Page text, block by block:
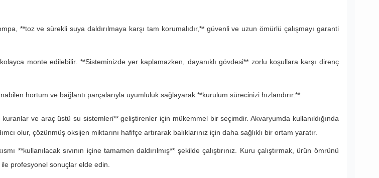
**toz ve sürekli suya daldırılmaya karşı tam korumalıdır,** güvenli ve uzun ömürlü çalışmayı garanti
monte edilebilir. **Sisteminizde yer kaplamazken, dayanıklı gövdesi** zorlu koşullara karşı direnç
hortum ve bağlantı parçalarıyla uyumluluk sağlayarak **kurulum sürecinizi hızlandırır.**
ve araç üstü su sistemleri** geliştirenler için mükemmel bir seçimdir. Akvaryumda kullanıldığında
olur, çözünmüş oksijen miktarını hafifçe artırarak balıklarınız için daha sağlıklı bir ortam yaratır.
**kullanılacak sıvının içine tamamen daldırılmış** şekilde çalıştırınız. Kuru çalıştırmak, ürün ömrünü
profesyonel sonuçlar elde edin.